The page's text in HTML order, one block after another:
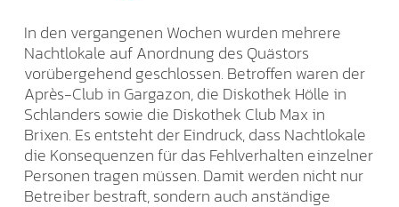
In den vergangenen Wochen wurden mehrere
Nachtlokale auf Anordnung des Quästors
vorübergehend geschlossen. Betroffen waren der
Après-Club in Gargazon, die Diskothek Hölle in
Schlanders sowie die Diskothek Club Max in
Brixen. Es entsteht der Eindruck, dass Nachtlokale
die Konsequenzen für das Fehlverhalten einzelner
Personen tragen müssen. Damit werden nicht nur
Betreiber bestraft, sondern auch anständige